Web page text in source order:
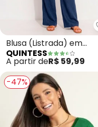
Blusa (Listrada) em
Malha de Viscose
QUINTESS
A partir deR$ 59,99
-47%